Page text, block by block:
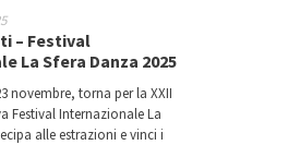
– Festival
La Sfera Danza 2025
novembre, torna per la XXII
Festival Internazionale La
alle estrazioni e vinci i